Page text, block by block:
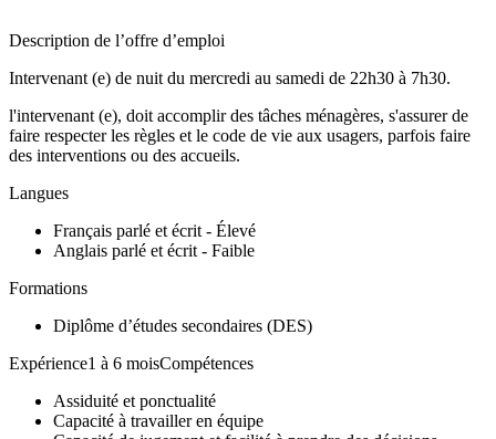
Description de l’offre d’emploi
Intervenant (e) de nuit du mercredi au samedi de 22h30 à 7h30.
l'intervenant (e), doit accomplir des tâches ménagères, s'assurer de
faire respecter les règles et le code de vie aux usagers, parfois faire
des interventions ou des accueils.
Langues
Français parlé et écrit - Élevé
Anglais parlé et écrit - Faible
Formations
Diplôme d’études secondaires (DES)
Expérience1 à 6 moisCompétences
Assiduité et ponctualité
Capacité à travailler en équipe